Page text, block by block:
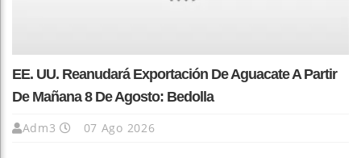
EE. UU. Reanudará Exportación De Aguacate A Partir
De Mañana 8 De Agosto: Bedolla
Adm3 07 Ago 2026